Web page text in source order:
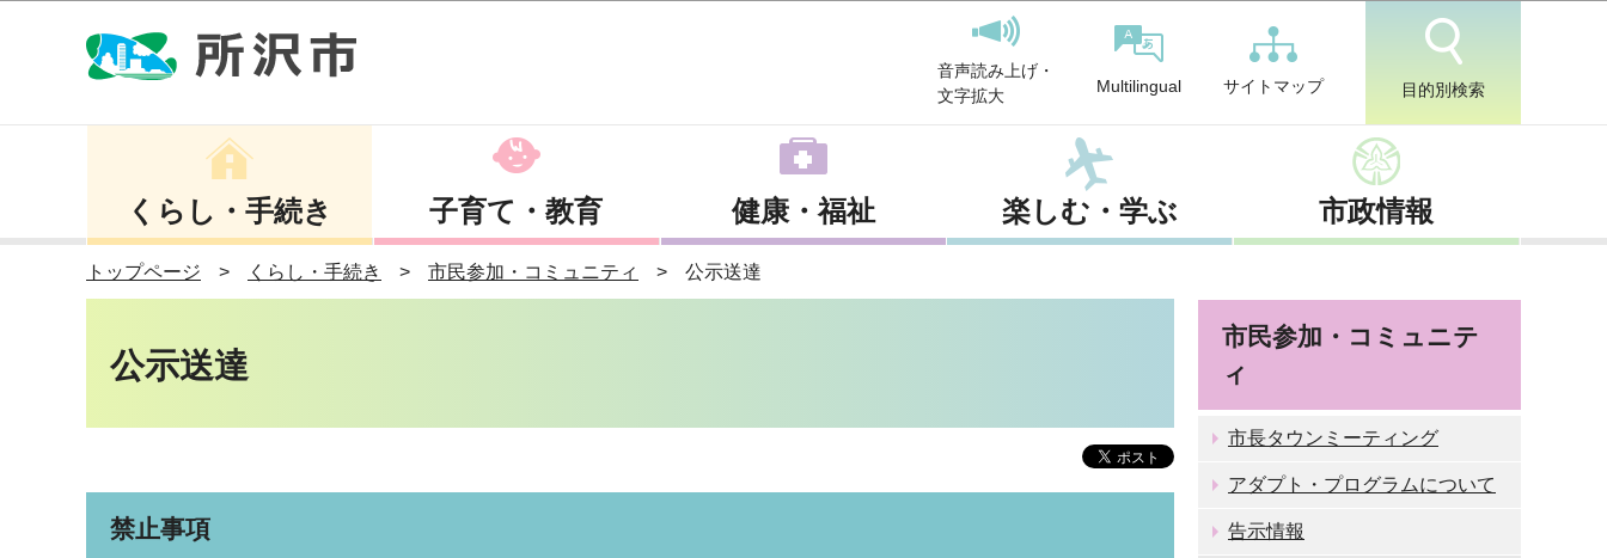
音声読み上げ・
文字拡大
Multilingual サイトマップ 目的別検索
くらし・手続き 子育て・教育 健康・福祉 楽しむ・学ぶ 市政情報
トップページ くらし・手続き 市民参加・コミュニティ 公示送達
公示送達
禁止事項
市民参加・コミュニテ
ィ
市長タウンミーティング
アダプト・プログラムについて
告示情報